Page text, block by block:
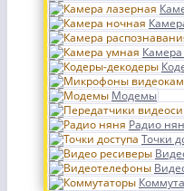
Модемы
Радио
Точки